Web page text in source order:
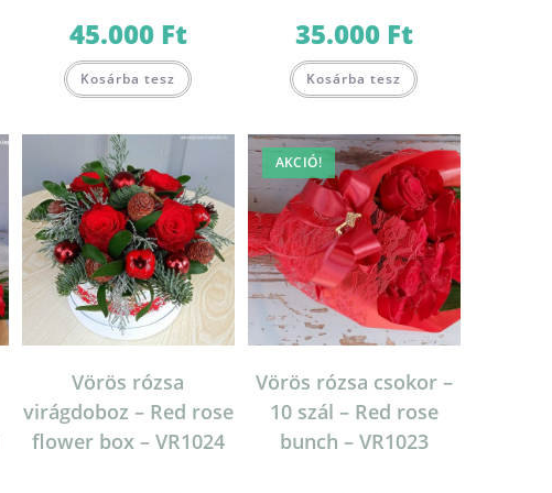
45.000 Ft
Kosárba tesz
35.000 Ft
Kosárba tesz
Vörös rózsa
virágdoboz – Red rose
flower box – VR1024
AKCIÓ!
Vörös rózsa csokor –
10 szál – Red rose
bunch – VR1023